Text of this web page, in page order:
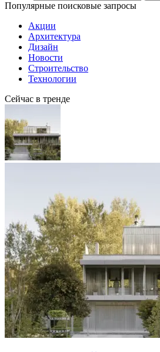
Популярные поисковые запросы
Акции
Архитектура
Дизайн
Новости
Строительство
Технологии
Сейчас в тренде